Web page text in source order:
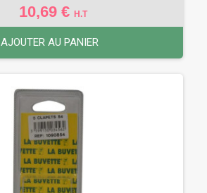
10,69 € H.T
AJOUTER AU PANIER